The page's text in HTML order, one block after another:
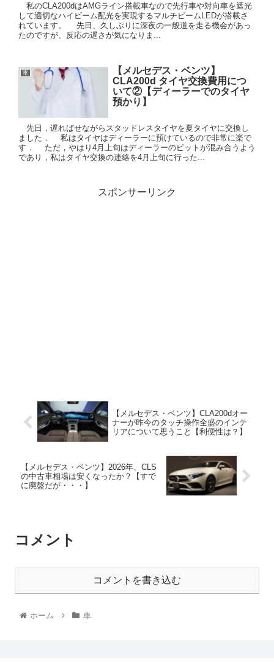
私のCLA200dはAMGライン搭載車なので先行車や対向車を遮光
して適切なハイビーム配光を実現するマルチビームLEDが搭載さ
れています。 先日、久しぶりに深夜の一般道を走る機会があっ
たのですが、反応の遅さが気になりま...
車
【メルセデス・ベンツ】
CLA200d タイヤ交換費用につ
いて②【ディーラーでのタイヤ
預かり】
先日，遅ればせながらスタッドレスタイヤを夏タイヤに交換し
ました． 私はタイヤはディーラーに預けているので非常に楽で
す． ただ，やはり4月上旬はディーラーのピットが混み合うよう
であり，私はタイヤ交換の連絡を4月上旬に行った...
スポンサーリンク
【メルセデス・ベンツ】CLA200dオー
ナーが昨今のタッチ操作全盛のインテ
リアについて思うこと【利便性は？】
【メルセデス・ベンツ】2026年、CLS
の中古車相場は安くなったか？【すで
に廃盤だが・・・】
コメント
コメントを書き込む
ホーム 車